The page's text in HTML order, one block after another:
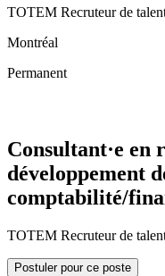
TOTEM Recruteur de
Montréal
Permanent
Consultant·e en
développement
comptabilité/
TOTEM Recruteur de
Postuler pour ce poste